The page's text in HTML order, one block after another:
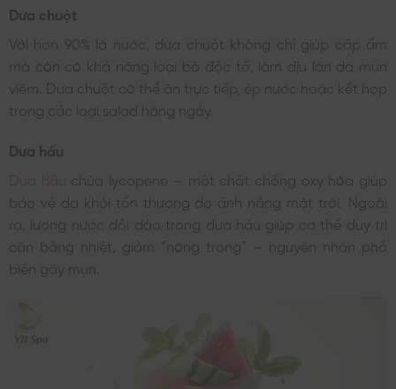
Dưa chuột
Với hơn 90% là nước, dưa chuột không chỉ giúp cấp ẩm
mà còn có khả năng loại bỏ độc tố, làm dịu làn da mụn
viêm. Dưa chuột có thể ăn trực tiếp, ép nước hoặc kết hợp
trong các loại salad hàng ngày.
Dưa hấu
chứa lycopene – một chất chống oxy hóa giúp
bảo vệ da khỏi tổn thương do ánh nắng mặt trời. Ngoài
ra, lượng nước dồi dào trong dưa hấu giúp cơ thể duy trì
cân bằng nhiệt, giảm “nóng trong” – nguyên nhân phổ
biến gây mụn.